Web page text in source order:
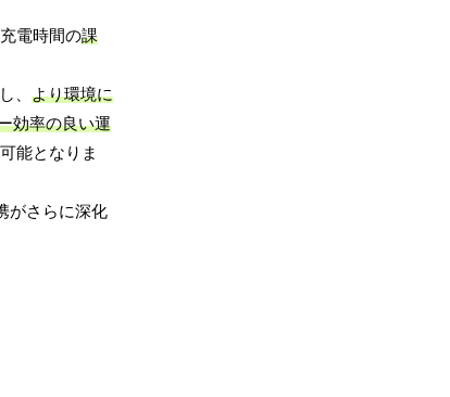
電時間の課
、 より環境に
効率の良い運
能となりま
がさらに深化